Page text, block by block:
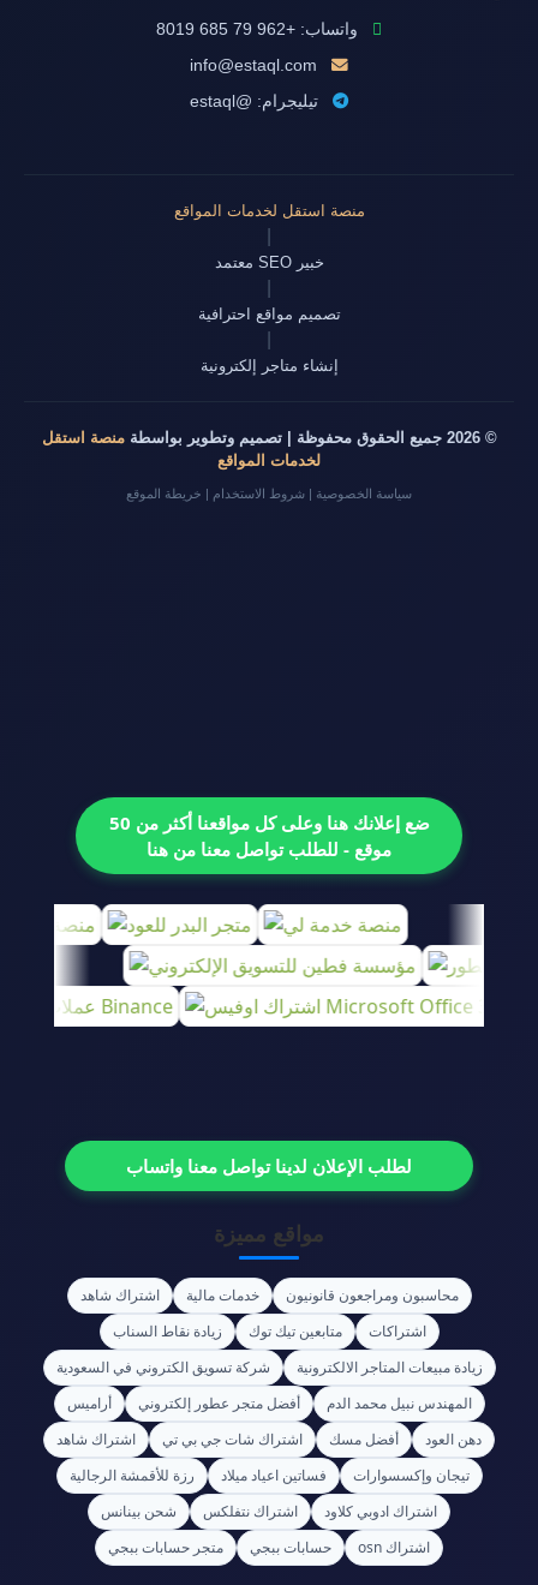
واتساب: +962 79 685 8019
info@estaql.com
تيليجرام: @estaql
منصة استقل لخدمات المواقع
خبير SEO معتمد
تصميم مواقع احترافية
إنشاء متاجر إلكترونية
© 2026 جميع الحقوق محفوظة | تصميم وتطوير بواسطة
منصة استقل
لخدمات المواقع
سياسة الخصوصية | شروط الاستخدام | خريطة الموقع
ضع إعلانك هنا وعلى كل مواقعنا أكثر من 50
موقع - للطلب تواصل معنا من هنا
لطلب الإعلان لدينا تواصل معنا واتساب
مواقع مميزة
محاسبون ومراجعون قانونيون خدمات مالية
اشتراك شاهد
اشتراكات
متابعين تيك توك
زيادة نقاط السناب
زيادة مبيعات المتاجر الالكترونية
شركة تسويق الكتروني في السعودية
المهندس نبيل محمد الدم
أفضل متجر عطور إلكتروني
أراميس
دهن العود
أفضل مسك اشتراك شات جي بي تي
اشتراك شاهد
تيجان وإكسسوارات
فساتين اعياد ميلاد
رزة للأقمشة الرجالية
اشتراك ادوبي كلاود
اشتراك نتفلكس
شحن بينانس
اشتراك osn
حسابات ببجي متجر حسابات ببجي